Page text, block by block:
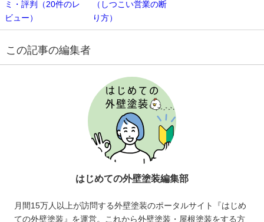
ミ・評判（20件のレ
ビュー）
（しつこい営業の断
り方）
この記事の編集者
はじめての外壁塗装編集部
月間15万人以上が訪問する外壁塗装のポータルサイト『はじめ
ての外壁塗装』を運営。これから外壁塗装・屋根塗装をする方